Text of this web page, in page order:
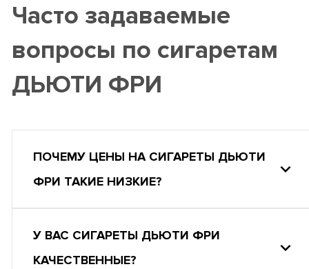
Часто задаваемые
вопросы по сигаретам
ДЬЮТИ ФРИ
ПОЧЕМУ ЦЕНЫ НА СИГАРЕТЫ ДЬЮТИ
ФРИ ТАКИЕ НИЗКИЕ?
У ВАС СИГАРЕТЫ ДЬЮТИ ФРИ
КАЧЕСТВЕННЫЕ?